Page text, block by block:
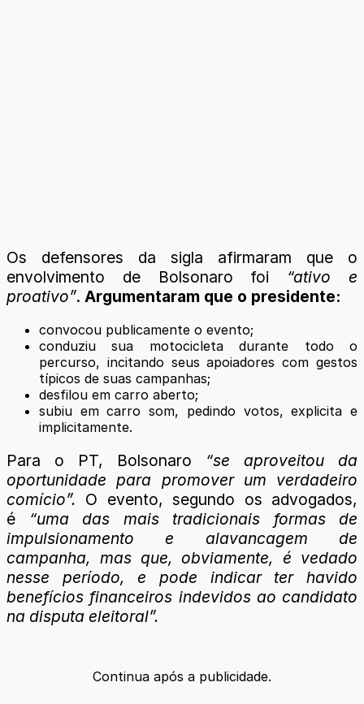
Os defensores da sigla afirmaram que o
envolvimento de Bolsonaro foi “ativo e
proativo”. Argumentaram que o presidente:
convocou publicamente o evento;
conduziu sua motocicleta durante todo o
percurso, incitando seus apoiadores com gestos
típicos de suas campanhas;
desfilou em carro aberto;
subiu em carro som, pedindo votos, explicita e
implicitamente.
Para o PT, Bolsonaro “se aproveitou da
oportunidade para promover um verdadeiro
comício”. O evento, segundo os advogados,
é
“uma das mais tradicionais formas de
impulsionamento e alavancagem de
campanha, mas que, obviamente, é vedado
nesse período, e pode indicar ter havido
benefícios financeiros indevidos ao candidato
na disputa eleitoral”.
Continua após a publicidade.